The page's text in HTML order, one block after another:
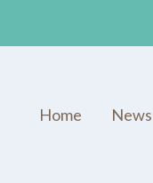
Home News